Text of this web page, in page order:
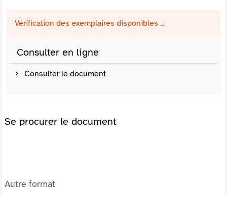
Vérification des exemplaires disponibles ...
Consulter en ligne
Consulter le document
Se procurer le document
Autre format